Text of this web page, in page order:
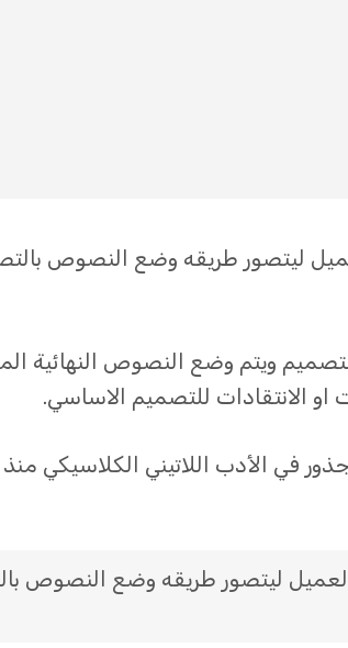
ليتصور طريقه وضع النصوص
ويتم وضع النصوص
الانتقادات للتصميم الاساسي.
في الأدب اللاتيني الكلاسيكي
ليتصور طريقه وضع النصوص